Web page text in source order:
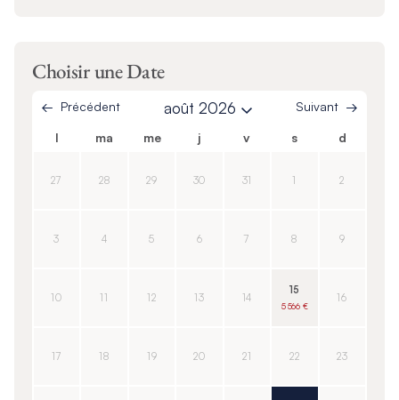
Choisir une Date
Précédent août 2026 Suivant
l ma me j v s d
27 28 29 30 31 1 2
3 4 5 6 7 8 9
10 11 12 13 14
15
5 566 €
16
17 18 19 20 21 22 23